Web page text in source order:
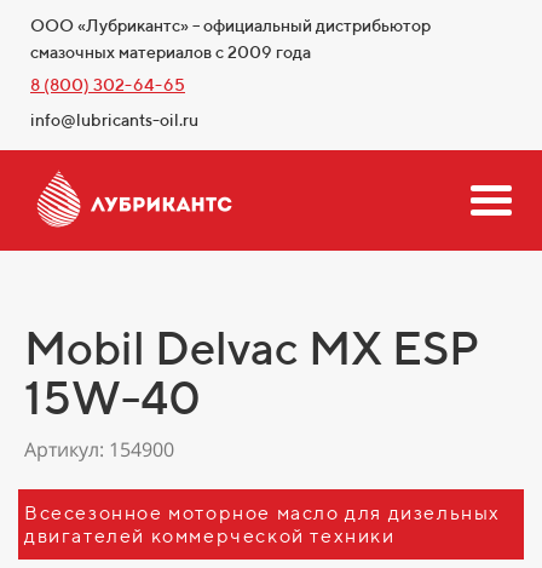
ООО «Лубрикантс» – официальный дистрибьютор
смазочных материалов с 2009 года
8 (800) 302-64-65
info@lubricants-oil.ru
Mobil Delvac MX ESP
15W-40
Артикул: 154900
Всесезонное моторное масло для дизельных
двигателей коммерческой техники